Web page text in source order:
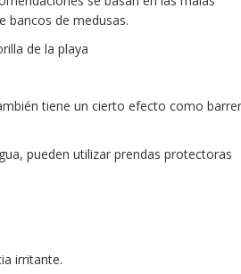
bancos de medusas.
de la playa
tiene un cierto efecto como
pueden utilizar prendas protectoras
irritante.